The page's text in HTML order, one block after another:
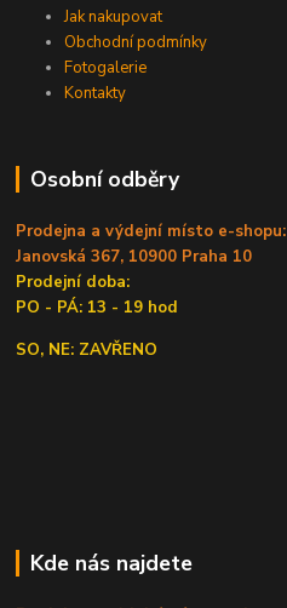
Jak nakupovat
Obchodní podmínky
Fotogalerie
Kontakty
Osobní odběry
Prodejna a výdejní místo e-shopu:
Janovská 367, 10900 Praha 10
Prodejní doba:
PO - PÁ: 13 - 19 hod
SO, NE: ZAVŘENO
Kde nás najdete